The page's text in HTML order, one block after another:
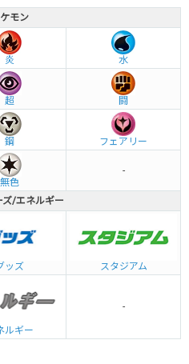
モン
炎 水
超 闘
鋼 フェアリー
無色
-
ズ/エネルギー
ッズ スタジアム
ルギー
-